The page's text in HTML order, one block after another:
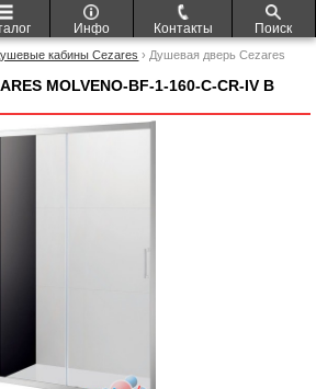
Инфо Контакты Поиск
кабины Cezares › Душевая дверь Cezares
MOLVENO-BF-1-160-C-CR-IV В